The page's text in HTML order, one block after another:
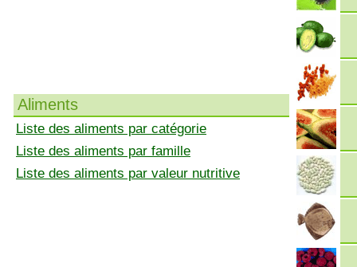
Aliments
Liste des aliments par catégorie
Liste des aliments par famille
Liste des aliments par valeur nutritive